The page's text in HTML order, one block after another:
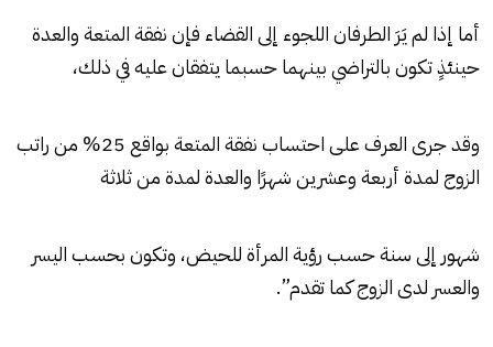
أما إذا لم يَرَ الطرفان اللجوء إلى القضاء فإن نفقة المتعة والعدة
حينئذٍ تكون بالتراضي بينهما حسبما يتفقان عليه في ذلك،
وقد جرى العرف على احتساب نفقة المتعة بواقع 25% من راتب
الزوج لمدة أربعة وعشرين شهرًا والعدة لمدة من ثلاثة
شهور إلى سنة حسب رؤية المرأة للحيض، وتكون بحسب اليسر
والعسر لدى الزوج كما تقدم”.